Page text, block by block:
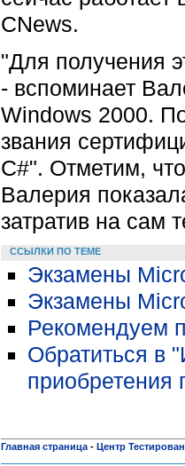
CNews.
"Для получения
- вспоминает
Windows 2000.
звания
С#". Отметим,
Валерия
затратив на сам
ССЫЛКИ ПО ТЕМЕ
Экзамены
Экзамены
Рекомендуем
Обратиться в
приобретения
Главная страница - Центр